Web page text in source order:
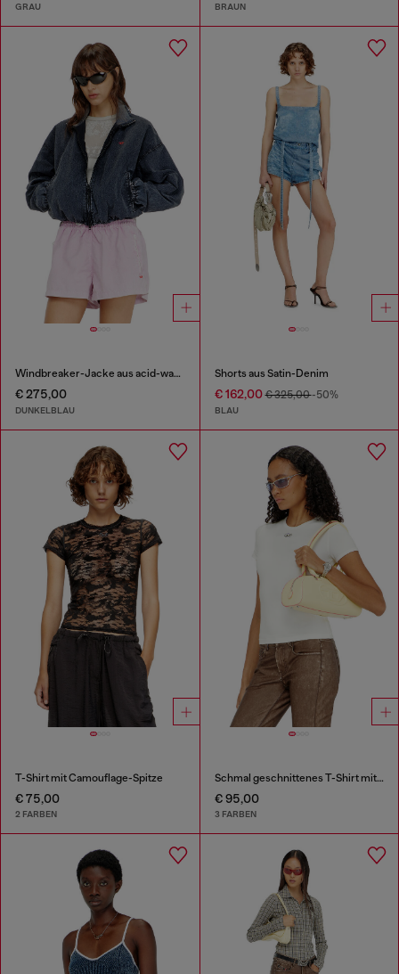
GRAU BRAUN
Windbreaker-Jacke aus acid-wash taslan
€ 275,00
DUNKELBLAU
Shorts aus Satin-Denim
€ 162,00€ 325,00-50%
BLAU
T-Shirt mit Camouflage-Spitze
€ 75,00
2 FARBEN
Schmal geschnittenes T-Shirt mit metallischem Oval D
€ 95,00
3 FARBEN